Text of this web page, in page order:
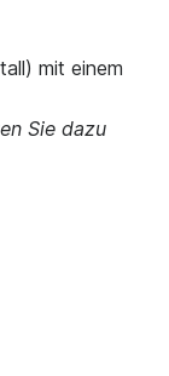
mit einem
Sie dazu